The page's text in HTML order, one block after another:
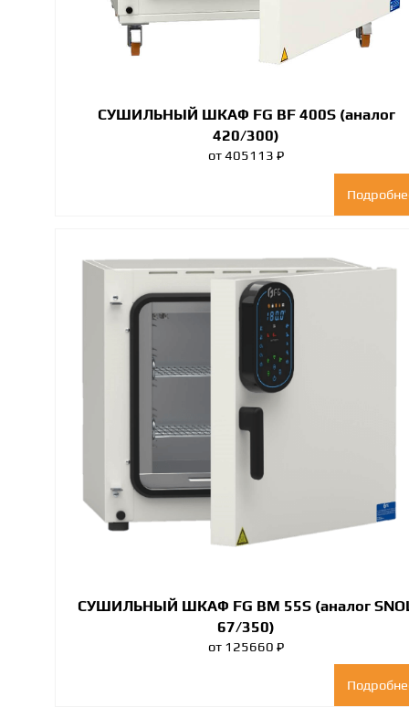
СУШИЛЬНЫЙ ШКАФ FG BF 400S (аналог
420/300)
от 405113 ₽
СУШИЛЬНЫЙ ШКАФ FG BM 55S (аналог
67/350)
от 125660 ₽